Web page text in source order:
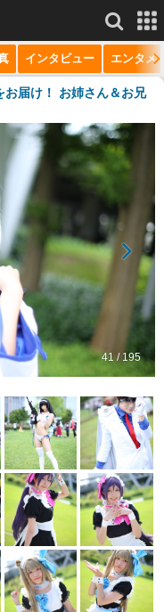
もっと見る
インタビュー エンタメ
届け！ お姉さん＆お兄
41 / 195